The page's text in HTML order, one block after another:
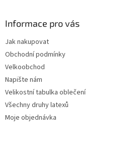
Informace pro vás
Jak nakupovat
Obchodní podmínky
Velkoobchod
Napište nám
Velikostní tabulka oblečení
Všechny druhy latexů
Moje objednávka